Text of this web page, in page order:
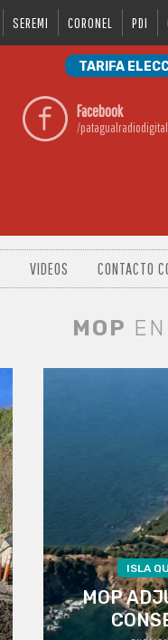
SEREMI CORONEL PDI
TARIFA
Facebook
/patagualradiodigital
VIDEOS CONTACTO
MOP
ISLA
MOP